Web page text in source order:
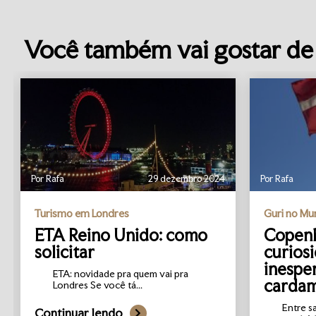
Você também vai gostar
Por Rafa 29 dezembro 2024
Turismo em Londres
ETA Reino Unido: como
solicitar
ETA: novidade pra quem vai pra
Londres Se você tá...
Por Rafa
Guri no
Entre